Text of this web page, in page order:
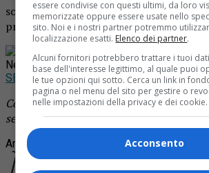
sorprese. Anche gli orari delle autolinee
proseguiranno con l’assetto attuale.
Rimani aggiornato
News!
SEGUICI
Continua a leggere le notizie di Notizia
segui la nostrapagina Facebook
Argomenti correlati: aperturachiusuralavori
essere condivise con questi ultimi, da loro
memorizzate oppure essere usate nello
sito. Noi e i nostri partner potremmo
localizzazione esatti. Elenco dei partner.
Alcuni fornitori potrebbero trattare i tuoi
base dell'interesse legittimo, al quale puoi
le tue opzioni qui sotto. Cerca un link in
pagina o nel menu del sito per gestire o
nelle impostazioni della privacy e dei cookie.
Acconsento